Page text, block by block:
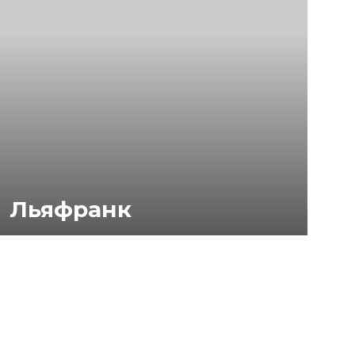
Льяфранк